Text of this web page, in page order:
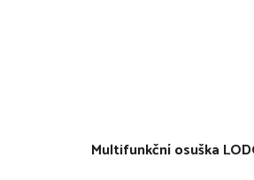
Multifunkční osuška